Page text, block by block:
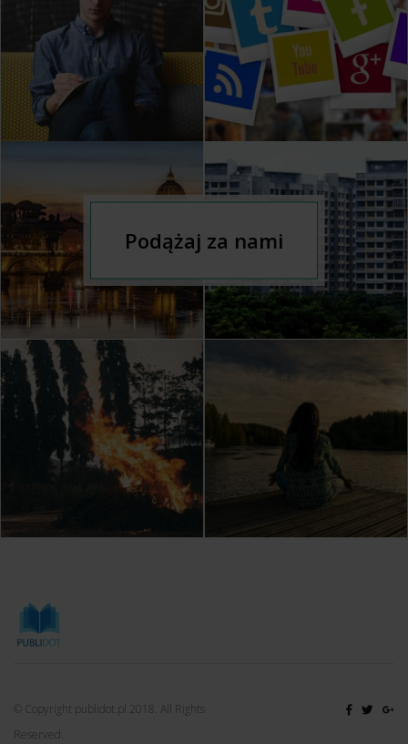
Podążaj za nami
© Copyright publidot.pl 2018. All Rights
Reserved.